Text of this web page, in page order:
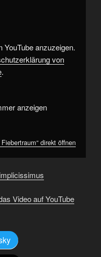
YouTube anzuzeigen.
von
.
anzeigen
direkt öffnen
Video auf YouTube